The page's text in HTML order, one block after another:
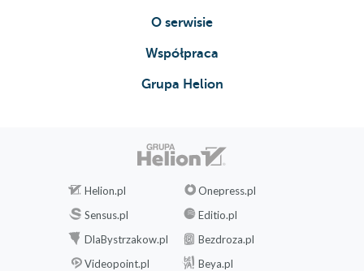
O serwisie
Współpraca
Grupa Helion
Helion.pl
Onepress.pl
Sensus.pl
Editio.pl
DlaBystrzakow.pl
Bezdroza.pl
Videopoint.pl
Beya.pl